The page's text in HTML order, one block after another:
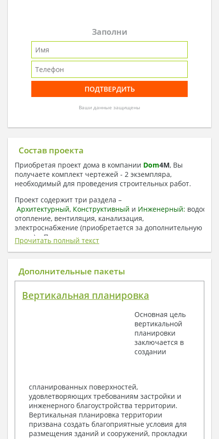
Заполни
Ваши данные защищены
Состав проекта
Приобретая проект дома в компании Dom4M, Вы
получаете комплект чертежей - 2 экземпляра,
необходимый для проведения строительных работ.
Проект содержит три раздела –
Архитектурный, Конструктивный и Инженерный:
отопление, вентиляция, канализация,
электроснабжение (приобретается за дополнительную
плату) + Пояснительная записка.
1. Архитектурный раздел:
Общие данные по проекту
План координационных осей
Поэтажные маркировочные планы с
Разрезы и состав конструкций
Фасады с ведомостью внешних отделок
Элементы проемов – спецификация
Ведомость перемычек – сечения и
Архитектурные узлы в конструкциях
2. Конструктивный раздел:
Общие данные по проекту
Схемы расположения и расчеты фундаментов
Прочитать полный текст
Дополнительные пакеты
Вертикальная планировка
Основная цель
вертикальной
планировки
заключается в
создании
спланированных поверхностей,
удовлетворяющих требованиям застройки и
инженерного благоустройства территории.
Вертикальная планировка территории
призвана создать благоприятные условия для
размещения зданий и сооружений, прокладки